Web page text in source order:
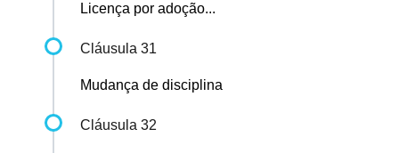
Licença por adoção...
Cláusula 31
Mudança de disciplina
Cláusula 32